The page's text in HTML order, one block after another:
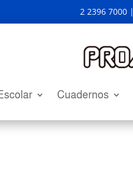
2 2396 7000 |
Cuadernos